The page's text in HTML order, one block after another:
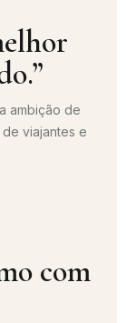
ambição de
viajantes e
com